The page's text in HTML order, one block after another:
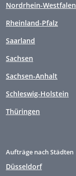
Nordrhein-Westfalen
Rheinland-Pfalz
Saarland
Sachsen
Sachsen-Anhalt
Schleswig-Holstein
Thüringen
Aufträge nach Städten
Düsseldorf